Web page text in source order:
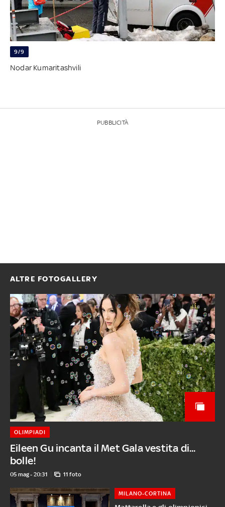
9/9
Nodar Kumaritashvili
PUBBLICITÀ
ALTRE FOTOGALLERY
Eileen Gu incanta il Met Gala vestita di...
bolle!
OLIMPIADI
05 mag - 20:31 11 foto
MILANO-CORTINA